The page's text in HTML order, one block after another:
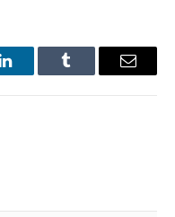
LinkedInTumblr Email